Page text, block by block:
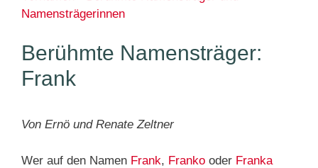
Namensträgerinnen
Berühmte Namensträger:
Frank
Von Ernö und Renate Zeltner
Wer auf den Namen Frank, Franko oder Franka